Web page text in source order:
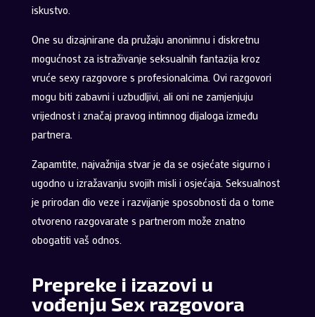
iskustvo.
One su dizajnirane da pružaju anonimnu i diskretnu
mogućnost za istraživanje seksualnih fantazija kroz
vruće sexy razgovore s profesionalcima. Ovi razgovori
mogu biti zabavni i uzbudljivi, ali oni ne zamjenjuju
vrijednost i značaj pravog intimnog dijaloga između
partnera.
Zapamtite, najvažnija stvar je da se osjećate sigurno i
ugodno u izražavanju svojih misli i osjećaja. Seksualnost
je prirodan dio veze i razvijanje sposobnosti da o tome
otvoreno razgovarate s partnerom može znatno
obogatiti vaš odnos.
Prepreke i izazovi u
vođenju Sex razgovora